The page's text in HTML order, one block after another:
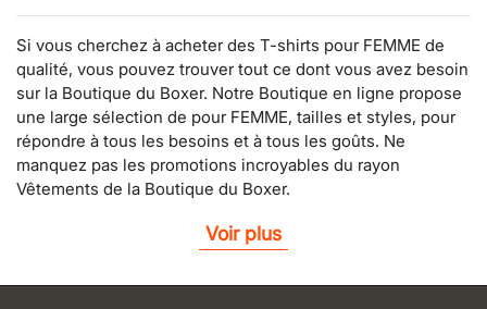
Si vous cherchez à acheter des T-shirts pour FEMME de
qualité, vous pouvez trouver tout ce dont vous avez besoin
sur la Boutique du Boxer. Notre Boutique en ligne propose
une large sélection de pour FEMME, tailles et styles, pour
répondre à tous les besoins et à tous les goûts. Ne
manquez pas les promotions incroyables du rayon
Vêtements de la Boutique du Boxer.
Voir plus